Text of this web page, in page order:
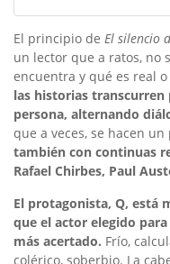
El principio de El silencio
un lector que a ratos, no
encuentra y qué es real o
las historias transcurren
persona, alternando
que a veces, se hacen un
también con continuas
Rafael Chirbes, Paul
El protagonista, Q, está
que el actor elegido
más acertado. Frío,
colérico, soberbio. La